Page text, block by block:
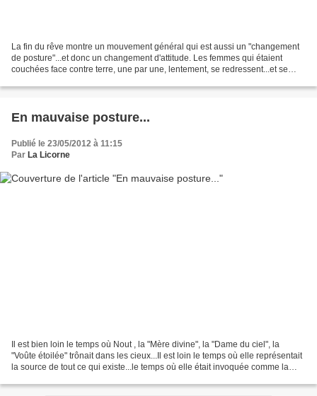
La fin du rêve montre un mouvement général qui est aussi un "changement
de posture"...et donc un changement d'attitude. Les femmes qui étaient
couchées face contre terre, une par une, lentement, se redressent...et se
En mauvaise posture...
Publié le 23/05/2012 à 11:15
Par La Licorne
Il est bien loin le temps où Nout , la "Mère divine", la "Dame du ciel", la
"Voûte étoilée" trônait dans les cieux...Il est loin le temps où elle représentait
la source de tout ce qui existe...le temps où elle était invoquée comme la